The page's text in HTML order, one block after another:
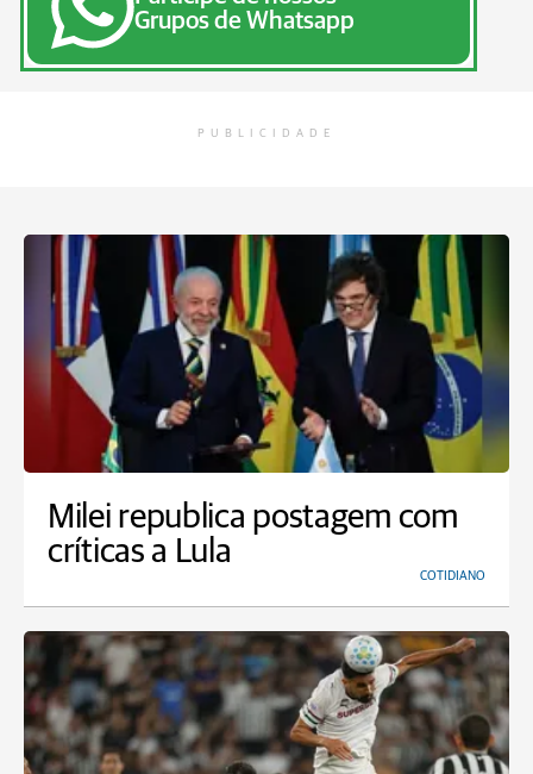
Grupos de Whatsapp
PUBLICIDADE
Milei republica postagem com
críticas a Lula
COTIDIANO